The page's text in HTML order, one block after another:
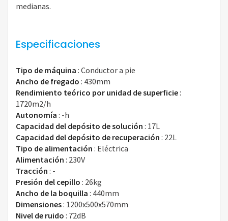
medianas.
Especificaciones
Tipo de máquina : Conductor a pie
Ancho de fregado : 430mm
Rendimiento teórico por unidad de superficie:
1720m2/h
Autonomía : -h
Capacidad del depósito de solución : 17L
Capacidad del depósito de recuperación : 22L
Tipo de alimentación : Eléctrica
Alimentación : 230V
Tracción : -
Presión del cepillo : 26kg
Ancho de la boquilla : 440mm
Dimensiones: 1200x500x570mm
Nivel de ruido : 72dB